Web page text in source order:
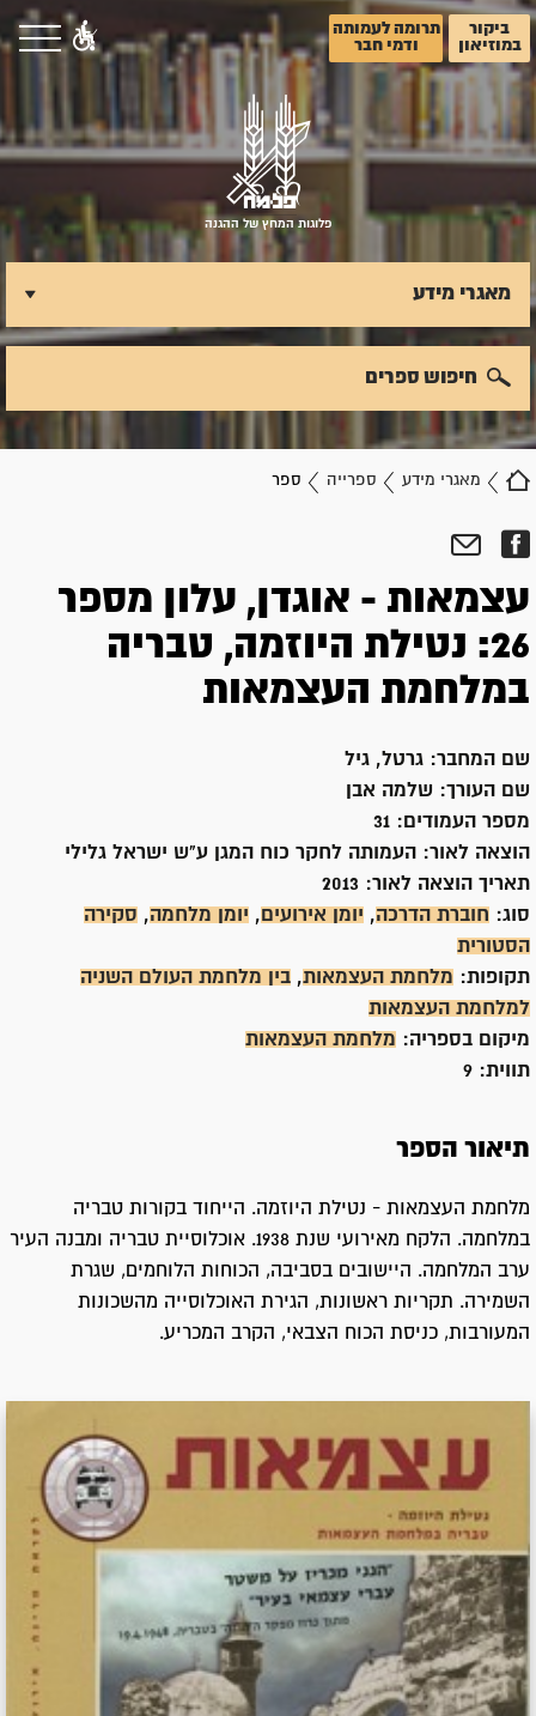
ביקור
במוזיאון
תרומה לעמותה
ודמי חבר
פלוגות המחץ של ההגנה
מאגרי מידע ספרייה ספר
מאגרי מידע
חיפוש ספרים
עצמאות - אוגדן, עלון מספר
26: נטילת היוזמה, טבריה
במלחמת העצמאות
שם המחבר: גרטל, גיל
שם העורך: שלמה אבן
מספר העמודים: 31
הוצאה לאור:
העמותה לחקר כוח המגן ע"ש ישראל גלילי
תאריך הוצאה לאור:
סוג: חוברת הדרכה, יומן אירועים , יומן מלחמה, סקירה
הסטורית
תקופות: מלחמת העצמאות, בין מלחמת העולם השניה
למלחמת העצמאות
מיקום בספריה: מלחמת העצמאות
תווית: 9
תיאור הספר
מלחמת העצמאות - נטילת היוזמה. הייחוד בקורות טבריה
במלחמה. הלקח מאירועי שנת 1938. אוכלוסיית טבריה ומבנה העיר
ערב המלחמה. היישובים בסביבה, הכוחות הלוחמים, שגרת
השמירה. תקריות ראשונות, הגירת האוכלוסייה מהשכונות
המעורבות, כניסת הכוח הצבאי, הקרב המכריע.